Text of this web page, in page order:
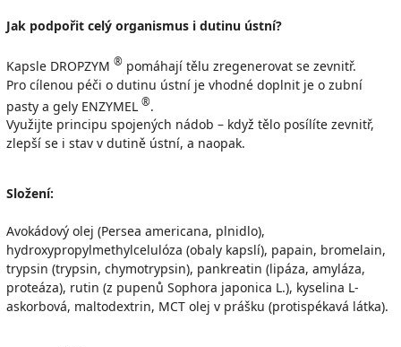
Jak podpořit celý organismus i dutinu ústní?
Kapsle DROPZYM ® pomáhají tělu zregenerovat se zevnitř.
Pro cílenou péči o dutinu ústní je vhodné doplnit je o zubní
pasty a gely ENZYMEL ®.
Využijte principu spojených nádob – když tělo posílíte zevnitř,
zlepší se i stav v dutině ústní, a naopak.
Složení:
Avokádový olej (Persea americana, plnidlo),
hydroxypropylmethylcelulóza (obaly kapslí), papain, bromelain,
trypsin (trypsin, chymotrypsin), pankreatin (lipáza, amyláza,
proteáza), rutin (z pupenů Sophora japonica L.), kyselina L-
askorbová, maltodextrin, MCT olej v prášku (protispékavá látka).